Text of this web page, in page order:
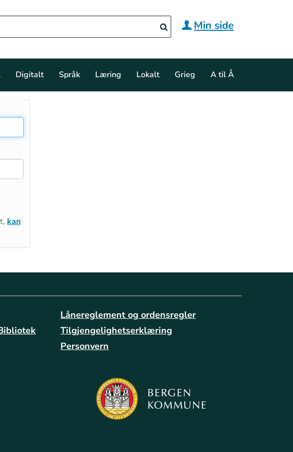
Min side
Digitalt Språk Læring Lokalt Grieg A til Å
kan
Lånereglement og ordensregler
Tilgjengelighetserklæring
Personvern